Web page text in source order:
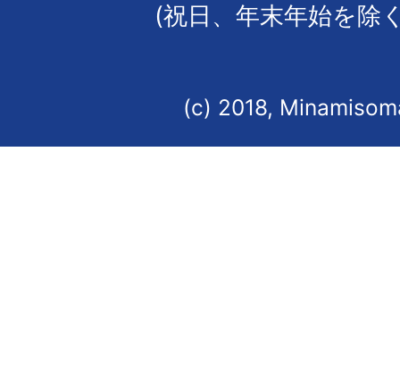
(祝日、年末年始を除
(c) 2018,